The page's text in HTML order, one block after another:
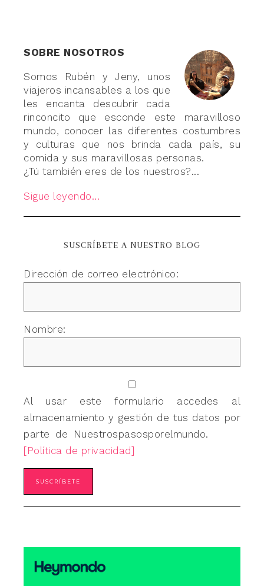
SOBRE NOSOTROS
Somos Rubén y Jeny, unos
viajeros incansables a los que
les encanta descubrir cada
rinconcito que esconde este maravilloso
mundo, conocer las diferentes costumbres
y culturas que nos brinda cada país, su
comida y sus maravillosas personas.
¿Tú también eres de los nuestros?...
Sigue leyendo...
SUSCRÍBETE A NUESTRO BLOG
Dirección de correo electrónico:
Nombre:
Al usar este formulario accedes al
almacenamiento y gestión de tus datos por
parte de Nuestrospasosporelmundo.
[Política de privacidad]